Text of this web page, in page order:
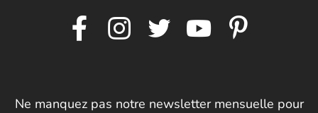
Ne manquez pas notre newsletter mensuelle pour